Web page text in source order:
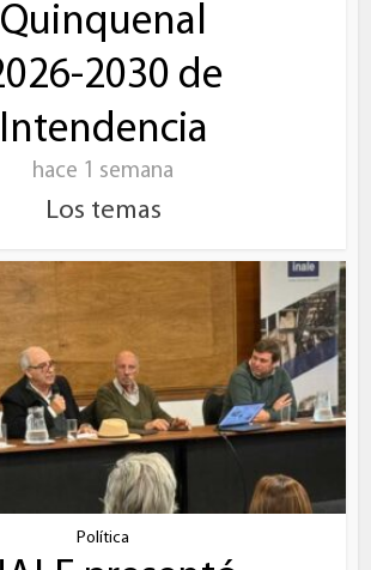
Quinquenal
2030 de
Intendencia
hace 1 semana
Los temas
Política